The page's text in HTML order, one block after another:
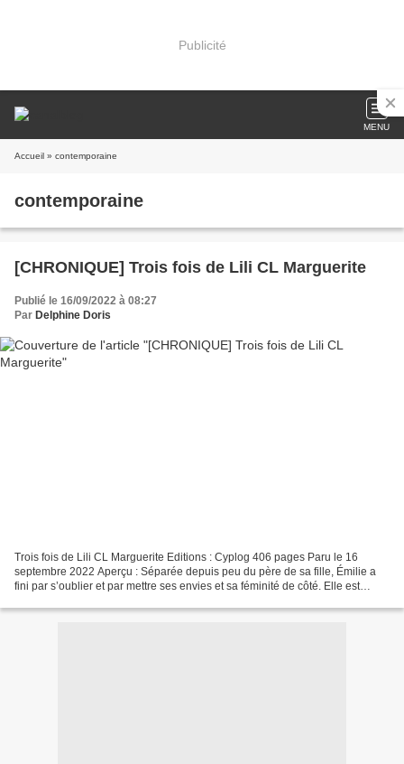
Publicité
MENU
Accueil » contemporaine
contemporaine
[CHRONIQUE] Trois fois de Lili CL Marguerite
Publié le 16/09/2022 à 08:27
Par Delphine Doris
Trois fois de Lili CL Marguerite Editions : Cyplog 406 pages Paru le 16
septembre 2022 Aperçu : Séparée depuis peu du père de sa fille, Émilie a
fini par s’oublier et par mettre ses envies et sa féminité de côté. Elle est